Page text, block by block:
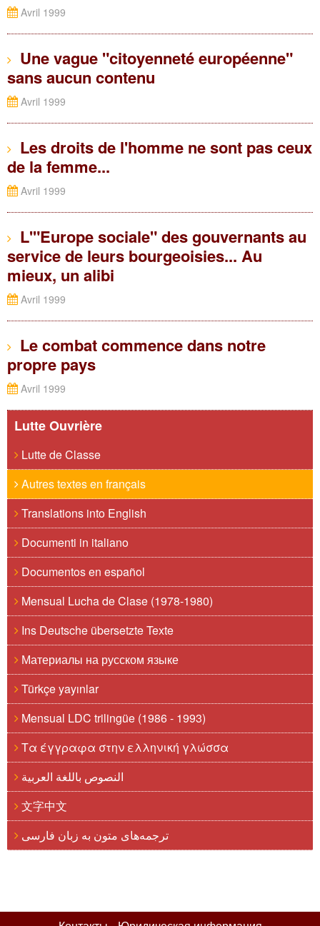
Avril 1999
Une vague "citoyenneté européenne"
sans aucun contenu
Avril 1999
Les droits de l'homme ne sont pas ceux
de la femme...
Avril 1999
L'"Europe sociale" des gouvernants au
service de leurs bourgeoisies... Au
mieux, un alibi
Avril 1999
Le combat commence dans notre
propre pays
Avril 1999
Lutte Ouvrière
Lutte de Classe
Autres textes en français
Translations into English
Documenti in italiano
Documentos en español
Mensual Lucha de Clase (1978-1980)
Ins Deutsche übersetzte Texte
Материалы на русском языке
Türkçe yayınlar
Mensual LDC trilingüe (1986 - 1993)
Τα έγγραφα στην ελληνική γλώσσα
النصوص باللغة العربية
文字中文
ترجمه‌های متون به زبان فارسی